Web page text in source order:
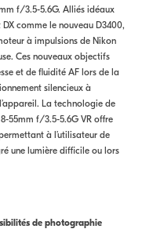
f/3.5-5.6G. Alliés idéaux
comme le nouveau D3400,
à impulsions de Nikon
Ces nouveaux objectifs
et de fluidité AF lors de la
silencieux à
La technologie de
55mm f/3.5-5.6G VR offre
à l’utilisateur de
une lumière difficile ou lors
de photographie